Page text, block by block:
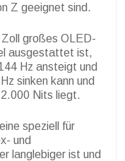
Z geeignet sind.
großes OLED-
ausgestattet ist,
Hz ansteigt und
sinken kann und
Nits liegt.
speziell für
und
langlebiger ist und